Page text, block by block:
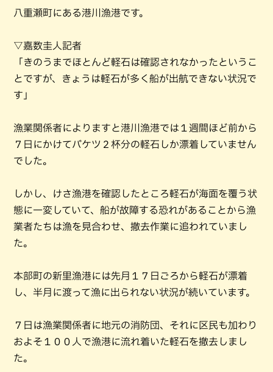
八重瀬町にある港川漁港です。
▽嘉数圭人記者
「きのうまでほとんど軽石は確認されなかったというこ
とですが、きょうは軽石が多く船が出航できない状況で
す」
漁業関係者によりますと港川漁港では１週間ほど前から
７日にかけてバケツ２杯分の軽石しか漂着していません
でした。
しかし、けさ漁港を確認したところ軽石が海面を覆う状
態に一変していて、船が故障する恐れがあることから漁
業者たちは漁を見合わせ、撤去作業に追われていまし
た。
本部町の新里漁港には先月１７日ごろから軽石が漂着
し、半月に渡って漁に出られない状況が続いています。
７日は漁業関係者に地元の消防団、それに区民も加わり
およそ１００人で漁港に流れ着いた軽石を撤去しまし
た。